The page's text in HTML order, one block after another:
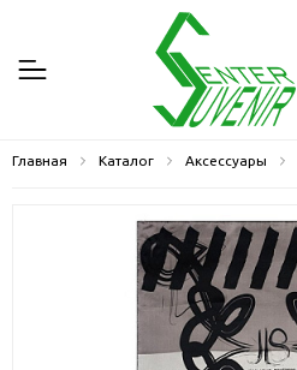
Главная Каталог Аксессуары